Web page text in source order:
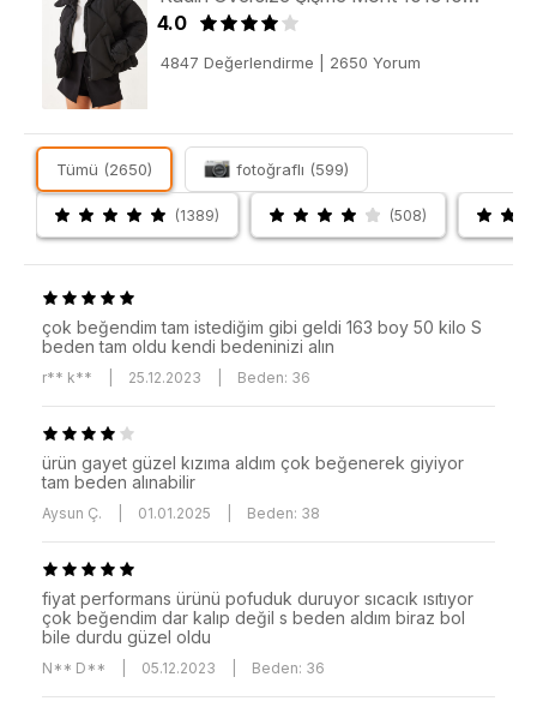
4.0
4847 Değerlendirme 2650 Yorum
Tümü (2650) fotoğraflı (599)
(1389) (508)
çok beğendim tam istediğim gibi geldi 163 boy 50 kilo S
beden tam oldu kendi bedeninizi alın
r** k** 25.12.2023 Beden: 36
ürün gayet güzel kızıma aldım çok beğenerek giyiyor
tam beden alınabilir
Aysun Ç. 01.01.2025 Beden: 38
fiyat performans ürünü pofuduk duruyor sıcacık ısıtıyor
çok beğendim dar kalıp değil s beden aldım biraz bol
bile durdu güzel oldu
N** D** 05.12.2023 Beden: 36